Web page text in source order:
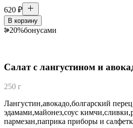
620 ₽
В корзину
20%бонусами
Салат с лангустином и
250 г
Лангустин,авокадо,болгарский
эдамами,майонез,соус
пармезан,паприка приборы и